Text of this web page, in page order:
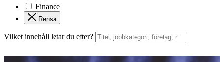
Finance
Rensa
Vilket innehåll letar du efter?